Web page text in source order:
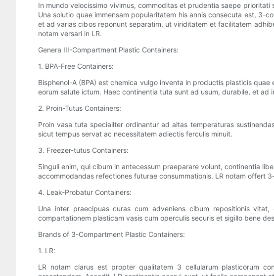
In mundo velocissimo vivimus, commoditas et prudentia saepe
Una solutio quae immensam popularitatem his annis consecuta est, 3-
et ad varias cibos reponunt separatim, ut viriditatem et facilitatem
notam versari in LR.
Genera III-Compartment Plastic Containers:
1. BPA-Free Containers:
Bisphenol-A (BPA) est chemica vulgo inventa in productis plasticis
eorum salute ictum. Haec continentia tuta sunt ad usum, durabile, et
2. Proin-Tutus Containers:
Proin vasa tuta specialiter ordinantur ad altas temperaturas
sicut tempus servat ac necessitatem adiectis ferculis minuit.
3. Freezer-tutus Containers:
Singuli enim, qui cibum in antecessum praeparare volunt, continentia
accommodandas refectiones futurae consummationis. LR notam
4. Leak-Probatur Containers:
Una inter praecipuas curas cum adveniens cibum repositionis
compartationem plasticam vasis cum operculis securis et sigillo bene
Brands of 3-Compartment Plastic Containers:
1. LR:
LR notam clarus est propter qualitatem 3 cellularum plasticorum